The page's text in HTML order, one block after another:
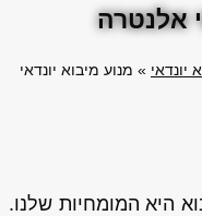
אלנטרה
יונדאי » מנוע מיבוא יונדאי
היא המומחיות שלנו.